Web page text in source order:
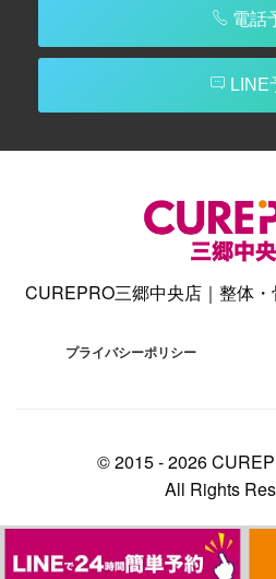
電話
LINE
CUREPRO三郷中央店｜整体
プライバシーポリシー
© 2015 -2026
All Rights